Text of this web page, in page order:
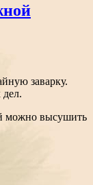
заварку.
можно высушить